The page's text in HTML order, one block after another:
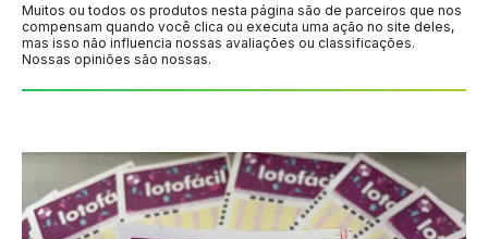
Muitos ou todos os produtos nesta página são de parceiros que nos
compensam quando você clica ou executa uma ação no site deles,
mas isso não influencia nossas avaliações ou classificações.
Nossas opiniões são nossas.